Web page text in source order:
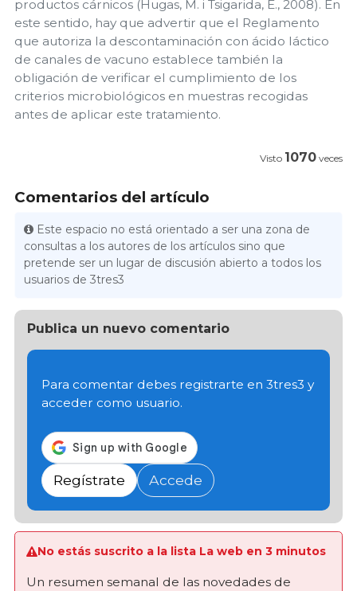
productos cárnicos (Hugas, M. i Tsigarida, E., 2008). En
este sentido, hay que advertir que el Reglamento
que autoriza la descontaminación con ácido láctico
de canales de vacuno establece también la
obligación de verificar el cumplimiento de los
criterios microbiológicos en muestras recogidas
antes de aplicar este tratamiento.
Visto 1070 veces
Comentarios del artículo
Este espacio no está orientado a ser una zona de
consultas a los autores de los artículos sino que
pretende ser un lugar de discusión abierto a todos los
usuarios de 3tres3
Publica un nuevo comentario
Para comentar debes registrarte en 3tres3 y
acceder como usuario.
Regístrate Accede
No estás suscrito a la lista La web en 3 minutos
Un resumen semanal de las novedades de